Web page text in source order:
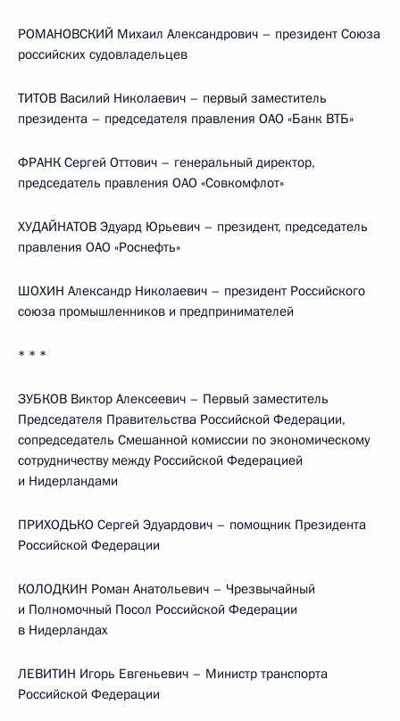
РОМАНОВСКИЙ Михаил Александрович – президент Союза
российских судовладельцев
ТИТОВ Василий Николаевич – первый заместитель
президента – председателя правления ОАО «Банк ВТБ»
ФРАНК Сергей Оттович – генеральный директор,
председатель правления ОАО «Совкомфлот»
ХУДАЙНАТОВ Эдуард Юрьевич – президент, председатель
правления ОАО «Роснефть»
ШОХИН Александр Николаевич – президент Российского
союза промышленников и предпринимателей
* * *
ЗУБКОВ Виктор Алексеевич – Первый заместитель
Председателя Правительства Российской Федерации,
сопредседатель Смешанной комиссии по экономическому
сотрудничеству между Российской Федерацией
и Нидерландами
ПРИХОДЬКО Сергей Эдуардович – помощник Президента
Российской Федерации
КОЛОДКИН Роман Анатольевич – Чрезвычайный
и Полномочный Посол Российской Федерации
в Нидерландах
ЛЕВИТИН Игорь Евгеньевич – Министр транспорта
Российской Федерации